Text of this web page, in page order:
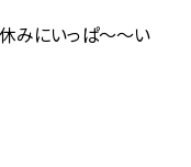
みにいっぱ～～い